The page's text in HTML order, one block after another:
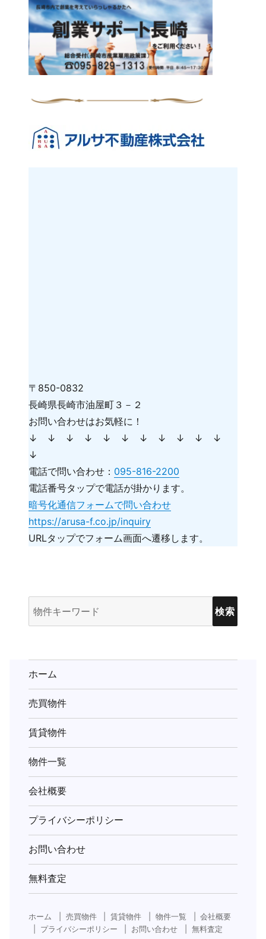
〒850-0832
長崎県長崎市油屋町３－２
お問い合わせはお気軽に！
↓ ↓ ↓ ↓ ↓ ↓ ↓ ↓ ↓ ↓ ↓
↓
電話で問い合わせ： 095-816-2200
電話番号タップで電話が掛かります。
暗号化通信フォームで問い合わせ
https://arusa-f.co.jp/inquiry
URLタップでフォーム画面へ遷移します。
(キ
ー
ワ
ー
ド)
ホーム
売買物件
賃貸物件
物件一覧
会社概要
プライバシーポリシー
お問い合わせ
無料査定
ホーム 売買物件 賃貸物件 物件一覧
会社概要
プライバシーポリシー
お問い合わせ 無料査定